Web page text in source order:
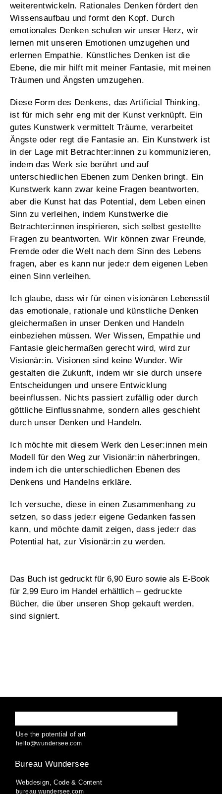
weiterentwickeln. Rationales Denken fördert den
Wissensaufbau und formt den Kopf. Durch
emotionales Denken schulen wir unser Herz, wir
lernen mit unseren Emotionen umzugehen und
erlernen Empathie. Künstliches Denken ist die
Ebene, die mir hilft mit meiner Fantasie, mit meinen
Träumen und Ängsten umzugehen.
Diese Form des Denkens, das Artificial Thinking,
ist für mich sehr eng mit der Kunst verknüpft. Ein
gutes Kunstwerk vermittelt Träume, verarbeitet
Ängste oder regt die Fantasie an. Ein Kunstwerk ist
in der Lage mit Betrachter:innen zu kommunizieren,
indem das Werk sie berührt und auf
unterschiedlichen Ebenen zum Denken bringt. Ein
Kunstwerk kann zwar keine Fragen beantworten,
aber die Kunst hat das Potential, dem Leben einen
Sinn zu verleihen, indem Kunstwerke die
Betrachter:innen inspirieren, sich selbst gestellte
Fragen zu beantworten. Wir können zwar Freunde,
Fremde oder die Welt nach dem Sinn des Lebens
fragen, aber es kann nur jede:r dem eigenen Leben
einen Sinn verleihen.
Ich glaube, dass wir für einen visionären Lebensstil
das emotionale, rationale und künstliche Denken
gleichermaßen in unser Denken und Handeln
einbeziehen müssen. Wer Wissen, Empathie und
Fantasie gleichermaßen gerecht wird, wird zur
Visionär:in. Visionen sind keine Wunder. Wir
gestalten die Zukunft, indem wir sie durch unsere
Entscheidungen und unsere Entwicklung
beeinflussen. Nichts passiert zufällig oder durch
göttliche Einflussnahme, sondern alles geschieht
durch unser Denken und Handeln.
Ich möchte mit diesem Werk den Leser:innen mein
Modell für den Weg zur Visionär:in näherbringen,
indem ich die unterschiedlichen Ebenen des
Denkens und Handelns erkläre.
Ich versuche, diese in einen Zusammenhang zu
setzen, so dass jede:r eigene Gedanken fassen
kann, und möchte damit zeigen, dass jede:r das
Potential hat, zur Visionär:in zu werden.
Das Buch ist gedruckt für 6,90 Euro sowie als E-Book
für 2,99 Euro im Handel erhältlich – gedruckte
Bücher, die über unseren Shop gekauft werden,
sind signiert.
Use the potential of art
hello@wundersee.com
Bureau Wundersee
Webdesign, Code & Content
bureau.wundersee.com